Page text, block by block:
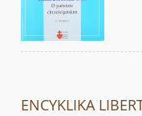
ENCYKLIKA